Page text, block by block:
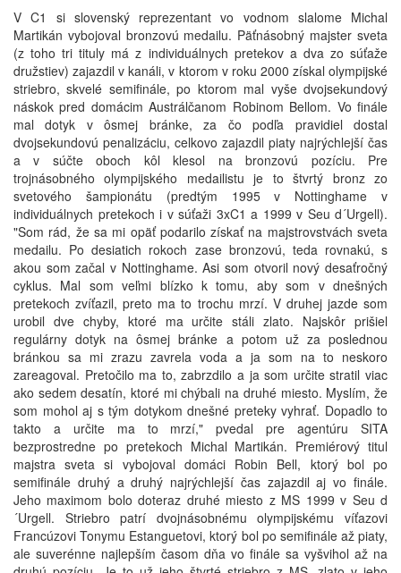
V C1 si slovenský reprezentant vo vodnom slalome Michal
Martikán vybojoval bronzovú medailu. Päťnásobný majster sveta
(z toho tri tituly má z individuálnych pretekov a dva zo súťaže
družstiev) zajazdil v kanáli, v ktorom v roku 2000 získal olympijské
striebro, skvelé semifinále, po ktorom mal vyše dvojsekundový
náskok pred domácim Austrálčanom Robinom Bellom. Vo finále
mal dotyk v ôsmej bránke, za čo podľa pravidiel dostal
dvojsekundovú penalizáciu, celkovo zajazdil piaty najrýchlejší čas
a v súčte oboch kôl klesol na bronzovú pozíciu. Pre
trojnásobného olympijského medailistu je to štvrtý bronz zo
svetového šampionátu (predtým 1995 v Nottinghame v
individuálnych pretekoch i v súťaži 3xC1 a 1999 v Seu d´Urgell).
"Som rád, že sa mi opäť podarilo získať na majstrovstvách sveta
medailu. Po desiatich rokoch zase bronzovú, teda rovnakú, s
akou som začal v Nottinghame. Asi som otvoril nový desaťročný
cyklus. Mal som veľmi blízko k tomu, aby som v dnešných
pretekoch zvíťazil, preto ma to trochu mrzí. V druhej jazde som
urobil dve chyby, ktoré ma určite stáli zlato. Najskôr prišiel
regulárny dotyk na ôsmej bránke a potom už za poslednou
bránkou sa mi zrazu zavrela voda a ja som na to neskoro
zareagoval. Pretočilo ma to, zabrzdilo a ja som určite stratil viac
ako sedem desatín, ktoré mi chýbali na druhé miesto. Myslím, že
som mohol aj s tým dotykom dnešné preteky vyhrať. Dopadlo to
takto a určite ma to mrzí," pvedal pre agentúru SITA
bezprostredne po pretekoch Michal Martikán. Premiérový titul
majstra sveta si vybojoval domáci Robin Bell, ktorý bol po
semifinále druhý a druhý najrýchlejší čas zajazdil aj vo finále.
Jeho maximom bolo doteraz druhé miesto z MS 1999 v Seu d
´Urgell. Striebro patrí dvojnásobnému olympijskému víťazovi
Francúzovi Tonymu Estanguetovi, ktorý bol po semifinále až piaty,
ale suverénne najlepším časom dňa vo finále sa vyšvihol až na